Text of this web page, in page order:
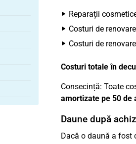
Reparații
Costuri de
Costuri de
Costuri totale în
Consecință: Toate
amortizate pe 50 de
Daune după
Dacă o daună a fost